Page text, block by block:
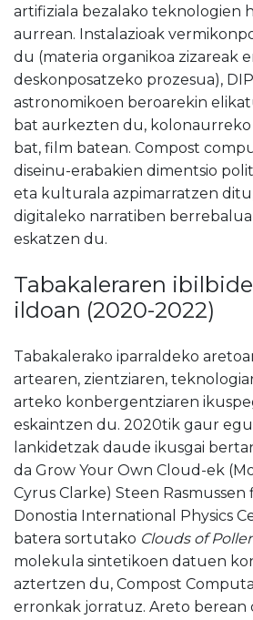
artifiziala bezalako teknologien
aurrean. Instalazioak
du (materia organikoa zizareak
deskonposatzeko prozesua),
astronomikoen beroarekin
bat aurkezten du,
bat, film batean. Compost
diseinu-erabakien dimentsio
eta kulturala azpimarratzen
digitaleko narratiben
eskatzen du.
Tabakaleraren
ildoan (2020-2022)
Tabakalerako iparraldeko
artearen, zientziaren,
arteko konbergentziaren
eskaintzen du. 2020tik gaur
lankidetzak daude ikusgai
da Grow Your Own Cloud-ek
Cyrus Clarke) Steen Rasmussen
Donostia International Physics
batera sortutako Clouds of
molekula sintetikoen datuen
aztertzen du, Compost
erronkak jorratuz. Areto berean